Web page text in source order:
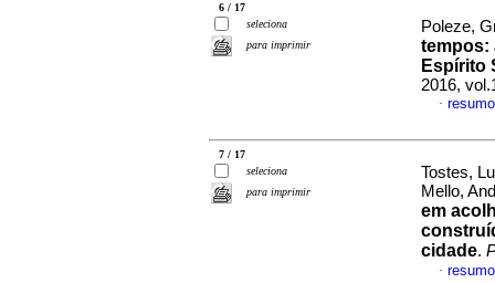
6 / 17
seleciona
para imprimir
Poleze,
tempos:
Espírito
2016,
·
7 / 17
seleciona
para imprimir
Tostes,
Mello,
em
cidade.
·